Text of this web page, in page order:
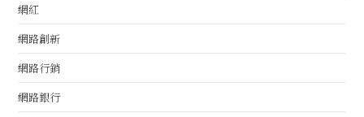
網紅
網路創新
網路行銷
網路銀行